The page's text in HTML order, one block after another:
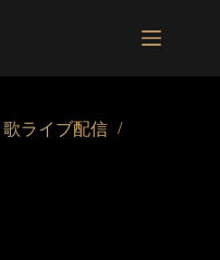
歌ライブ配信